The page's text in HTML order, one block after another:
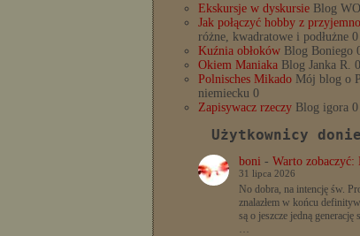
Ekskursje w dyskursie Blog
Jak połączyć hobby z
różne, kwadratowe i podłużne 0
Kuźnia obłoków Blog Boniego
Okiem Maniaka Blog Janka R. 0
Polnisches Mikado Mój blog o
niemiecku 0
Zapisywacz rzeczy Blog igora 0
Użytkownicy
boni- Warto zobaczyć:
31 lipca 2026
No dobra, na intencję św.
znalazłem w końcu
są o jeszcze jedną generację
…